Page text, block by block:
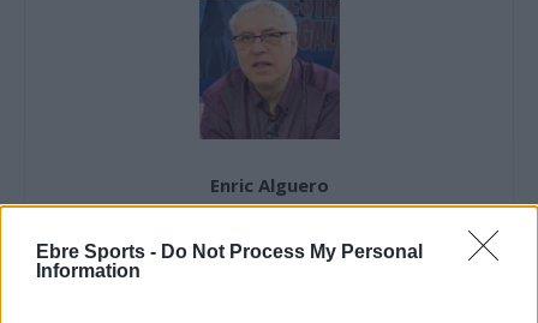
Ebre Sports - Do Not Process My Personal
Information
Enric Alguero